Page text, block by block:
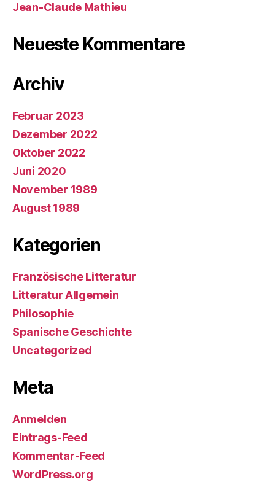
Jean-Claude Mathieu
Neueste Kommentare
Archiv
Februar 2023
Dezember 2022
Oktober 2022
Juni 2020
November 1989
August 1989
Kategorien
Französische Litteratur
Litteratur Allgemein
Philosophie
Spanische Geschichte
Uncategorized
Meta
Anmelden
Eintrags-Feed
Kommentar-Feed
WordPress.org